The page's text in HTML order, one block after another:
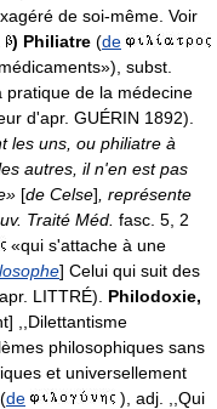
de soi-même. Voir
) Philiatre (de
subst.
pratique de la médecine
d'apr. GUÉRIN 1892).
les uns, ou philiatre à
autres, il n'en est pas
[de Celse] , représente
Traité Méd. fasc. 5, 2
«qui s'attache à une
] Celui qui suit des
LITTRÉ). Philodoxie,
,,Dilettantisme
philosophiques sans
et universellement
(de
), adj. ,,Qui